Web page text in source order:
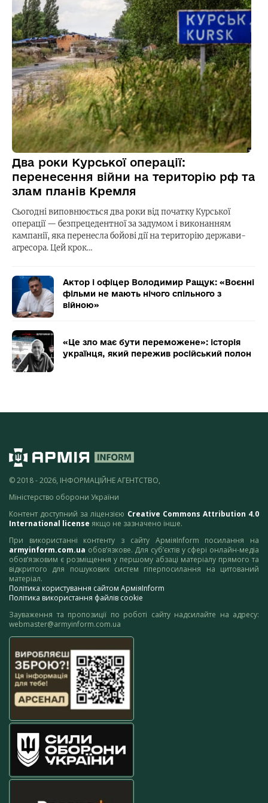
Два роки Курської операції:
перенесення війни на територію рф та
злам планів Кремля
Сьогодні виповнюється два роки від початку Курської
операції — безпрецедентної за задумом і виконанням
кампанії, яка перенесла бойові дії на територію держави-
агресора. Цей крок…
Актор і офіцер Володимир Ращук: «Воєнні
фільми не мають нічого спільного з
війною»
«Це зло має бути переможене»: історія
українця, який пережив російський полон
© 2018 - 2026, ІНФОРМАЦІЙНЕ АГЕНТСТВО,
Міністерство оборони України
Контент доступний за ліцензією Creative Commons Attribution 4.0
International license якщо не зазначено інше.
При використанні контенту з сайту АрміяInform посилання на
armyinform.com.ua обов’язкове. Для суб’єктів у сфері онлайн-медіа
обов’язковим є розміщення у першому абзаці матеріалу прямого та
відкритого для пошукових систем гіперпосилання на цитований
матеріал.
Політика користування сайтом АрміяInform
Політика використання файлів cookie
Зауваження та пропозиції по роботі сайту надсилайте на адресу:
webmaster@armyinform.com.ua